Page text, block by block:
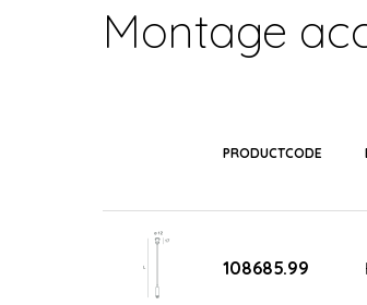
Montage
PRODUCTCODE
108685.99